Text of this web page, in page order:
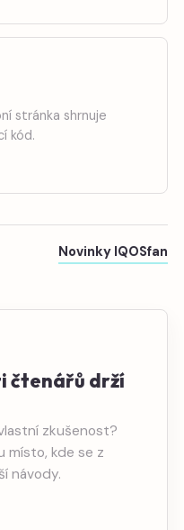
stránka shrnuje
kód.
Novinky IQOSfan
čtenářů drží
zkušenost?
místo, kde se z
návody.